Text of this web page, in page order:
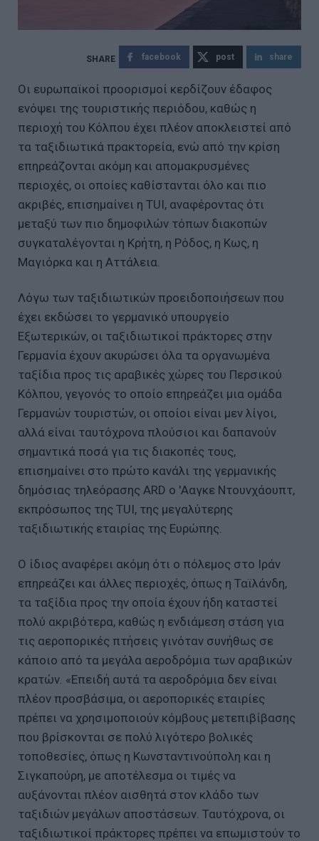
facebook post share
Οι ευρωπαϊκοί προορισμοί κερδίζουν έδαφος
ενόψει της τουριστικής περιόδου, καθώς η
περιοχή του Κόλπου έχει πλέον αποκλειστεί από
τα ταξιδιωτικά πρακτορεία, ενώ από την κρίση
επηρεάζονται ακόμη και απομακρυσμένες
περιοχές, οι οποίες καθίστανται όλο και πιο
ακριβές, επισημαίνει η TUI, αναφέροντας ότι
μεταξύ των πιο δημοφιλών τόπων διακοπών
συγκαταλέγονται η Κρήτη, η Ρόδος, η Κως, η
Μαγιόρκα και η Αττάλεια.
Λόγω των ταξιδιωτικών προειδοποιήσεων που
έχει εκδώσει το γερμανικό υπουργείο
Εξωτερικών, οι ταξιδιωτικοί πράκτορες στην
Γερμανία έχουν ακυρώσει όλα τα οργανωμένα
ταξίδια προς τις αραβικές χώρες του Περσικού
Κόλπου, γεγονός το οποίο επηρεάζει μια ομάδα
Γερμανών τουριστών, οι οποίοι είναι μεν λίγοι,
αλλά είναι ταυτόχρονα πλούσιοι και δαπανούν
σημαντικά ποσά για τις διακοπές τους,
επισημαίνει στο πρώτο κανάλι της γερμανικής
δημόσιας τηλεόρασης ARD ο 'Ααγκε Ντουνχάουπτ,
εκπρόσωπος της TUI, της μεγαλύτερης
ταξιδιωτικής εταιρίας της Ευρώπης.
Ο ίδιος αναφέρει ακόμη ότι ο πόλεμος στο Ιράν
επηρεάζει και άλλες περιοχές, όπως η Ταϊλάνδη,
τα ταξίδια προς την οποία έχουν ήδη καταστεί
πολύ ακριβότερα, καθώς η ενδιάμεση στάση για
τις αεροπορικές πτήσεις γινόταν συνήθως σε
κάποιο από τα μεγάλα αεροδρόμια των αραβικών
κρατών. «Επειδή αυτά τα αεροδρόμια δεν είναι
πλέον προσβάσιμα, οι αεροπορικές εταιρίες
πρέπει να χρησιμοποιούν κόμβους μετεπιβίβασης
που βρίσκονται σε πολύ λιγότερο βολικές
τοποθεσίες, όπως η Κωνσταντινούπολη και η
Σιγκαπούρη, με αποτέλεσμα οι τιμές να
αυξάνονται πλέον αισθητά στον κλάδο των
ταξιδιών μεγάλων αποστάσεων. Ταυτόχρονα, οι
ταξιδιωτικοί πράκτορες πρέπει να επωμιστούν το